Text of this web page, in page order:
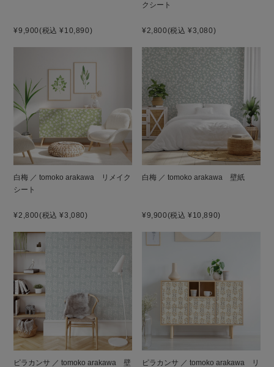
¥9,900(税込 ¥10,890)
クシート
¥2,800(税込 ¥3,080)
白梅 ／ tomoko arakawa リメイク
シート
¥2,800(税込 ¥3,080)
白梅 ／ tomoko arakawa 壁紙
¥9,900(税込 ¥10,890)
ピラカンサ ／ tomoko arakawa 壁
ピラカンサ ／ tomoko arakawa リ